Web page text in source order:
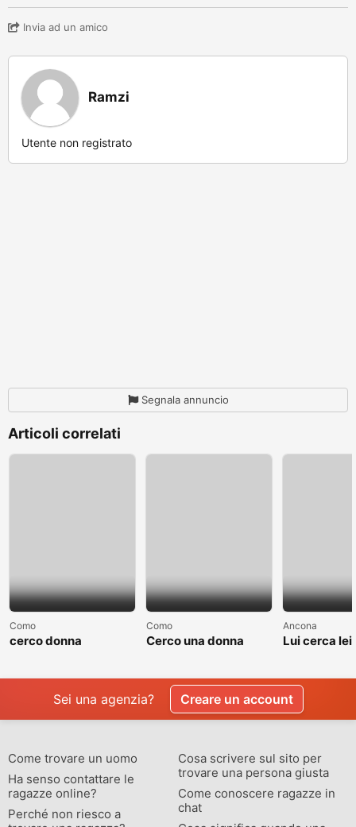
Invia ad un amico
Ramzi
Utente non registrato
Segnala annuncio
Articoli correlati
Como
cerco donna
Como
Cerco una donna
Ancona
Lui cerca lei
Sei una agenzia? Creare un account
Come trovare un uomo
Ha senso contattare le
ragazze online?
Perché non riesco a
Cosa scrivere sul sito per
trovare una persona giusta
Come conoscere ragazze in
chat